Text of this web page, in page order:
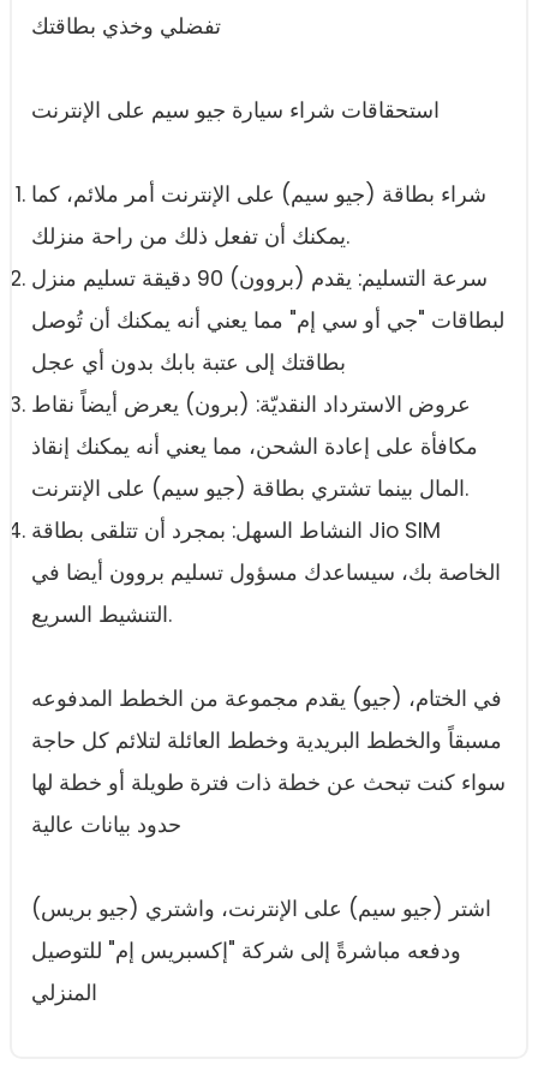
تفضلي وخذي بطاقتك
استحقاقات شراء سيارة جيو سيم على الإنترنت
شراء بطاقة (جيو سيم) على الإنترنت أمر ملائم، كما
يمكنك أن تفعل ذلك من راحة منزلك.
سرعة التسليم: يقدم (بروون) 90 دقيقة تسليم منزل
لبطاقات "جي أو سي إم" مما يعني أنه يمكنك أن تُوصل
بطاقتك إلى عتبة بابك بدون أي عجل
عروض الاسترداد النقديّة: (برون) يعرض أيضاً نقاط
مكافأة على إعادة الشحن، مما يعني أنه يمكنك إنقاذ
المال بينما تشتري بطاقة (جيو سيم) على الإنترنت.
النشاط السهل: بمجرد أن تتلقى بطاقة Jio SIM
الخاصة بك، سيساعدك مسؤول تسليم بروون أيضا في
التنشيط السريع.
في الختام، (جيو) يقدم مجموعة من الخطط المدفوعه
مسبقاً والخطط البريدية وخطط العائلة لتلائم كل حاجة
سواء كنت تبحث عن خطة ذات فترة طويلة أو خطة لها
حدود بيانات عالية
اشتر (جيو سيم) على الإنترنت، واشتري (جيو بريس)
ودفعه مباشرةً إلى شركة "إكسبريس إم" للتوصيل
المنزلي